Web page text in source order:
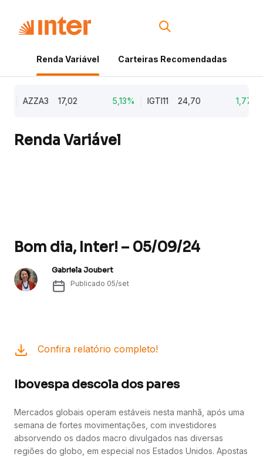
Renda Variável Carteiras Recomendadas
AZZA3 17,02 5,13% IGTI11 24,70 1,77%
Renda Variável
Bom dia, Inter! – 05/09/24
Gabriela Joubert
Publicado 05/set
Confira relatório completo!
Ibovespa descola dos pares
Mercados globais operam estáveis nesta manhã, após uma
semana de fortes movimentações, com investidores
absorvendo os dados macro divulgados nas diversas
regiões do globo, em especial nos Estados Unidos. Apostas